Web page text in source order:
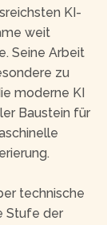
KI-
weit
Seine Arbeit
zu
moderne KI
Baustein für
technische
Stufe der